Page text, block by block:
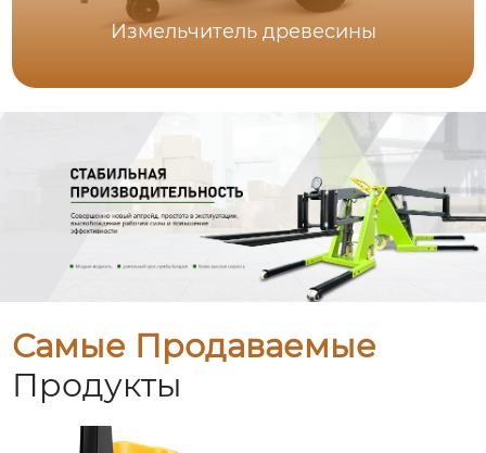
Измельчитель древесины
Самые Продаваемые
Продукты